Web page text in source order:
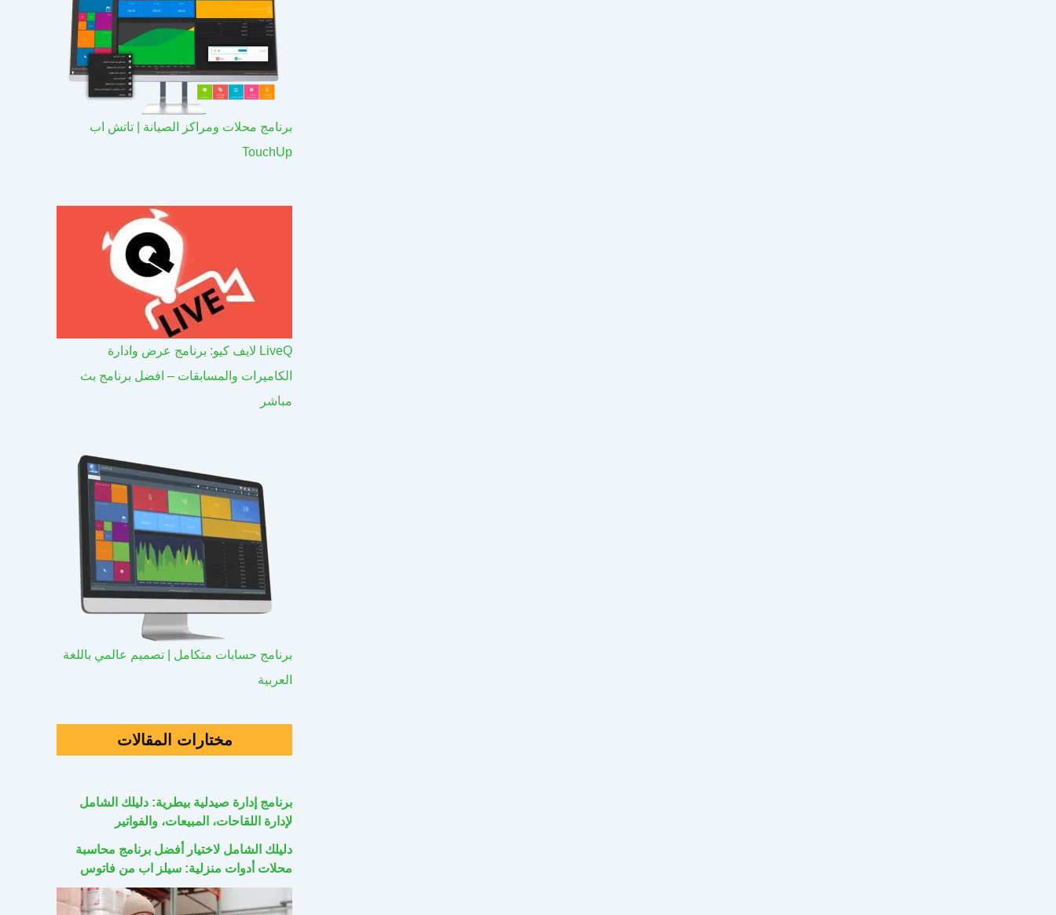
برنامج محلات ومراكز الصيانة | تاتش اب
TouchUp
LiveQ لايف كيو: برنامج عرض وادارة
الكاميرات والمسابقات – افضل برنامج بث
مباشر
برنامج حسابات متكامل | تصميم عالمي باللغة
العربية
مختارات المقالات
برنامج إدارة صيدلية بيطرية: دليلك الشامل
لإدارة اللقاحات، المبيعات، والفواتير
دليلك الشامل لاختيار أفضل برنامج محاسبة
محلات أدوات منزلية: سيلز اب من فاتوس